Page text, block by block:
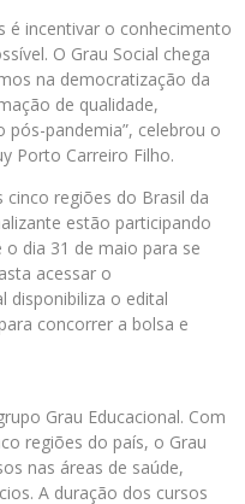
é incentivar o conhecimento
O Grau Social chega
na democratização da
de qualidade,
pandemia”, celebrou o
Porto Carreiro Filho.
cinco regiões do Brasil da
estão participando
dia 31 de maio para se
acessar o
disponibiliza o edital
concorrer a bolsa e
Grau Educacional. Com
regiões do país, o Grau
nas áreas de saúde,
A duração dos cursos